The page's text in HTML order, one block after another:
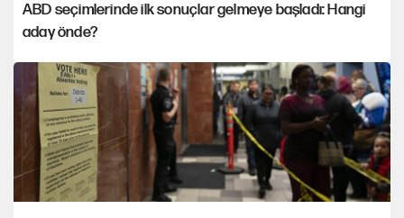
ABD seçimlerinde ilk sonuçlar gelmeye başladı: Hangi
aday önde?